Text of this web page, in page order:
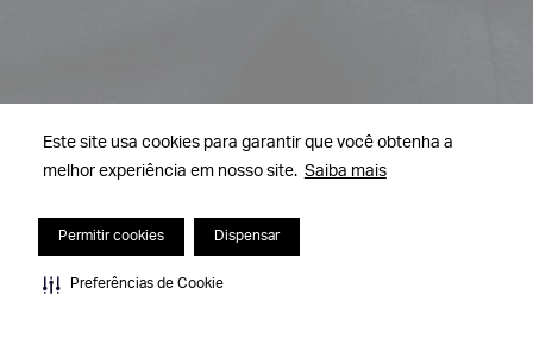
Este site usa cookies para garantir que você obtenha a
melhor experiência em nosso site. Saiba mais
Permitir cookies Dispensar
Preferências de Cookie